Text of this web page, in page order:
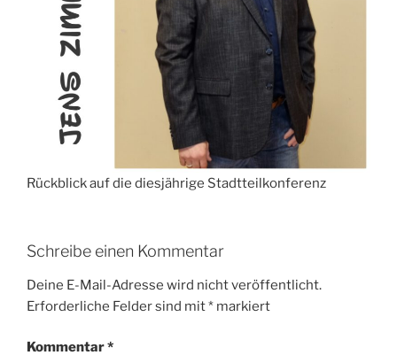
Rückblick auf die diesjährige Stadtteilkonferenz
Schreibe einen Kommentar
Deine E-Mail-Adresse wird nicht veröffentlicht.
Erforderliche Felder sind mit* markiert
Kommentar*